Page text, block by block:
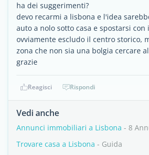
ha dei suggerimenti?
devo recarmi a lisbona e l'idea
auto a nolo sotto casa e spostarsi con
ovviamente escludo il centro storico,
zona che non sia una bolgia cercare
grazie
Reagisci Rispondi
Vedi anche
Annunci immobiliari a Lisbona - 8
Trovare casa a Lisbona - Guida